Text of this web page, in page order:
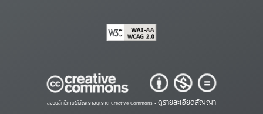
สงวนสิทธิ์ภายใต้สัญญาอนุญาต Creative Commons • ดูรายละเอียดสัญญา